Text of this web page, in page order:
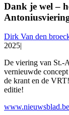
Dank je wel –
Dirk Van den
2025|
De viering van St.-
vernieuwde
de krant en de
editie!
www.nieuwsblad.be